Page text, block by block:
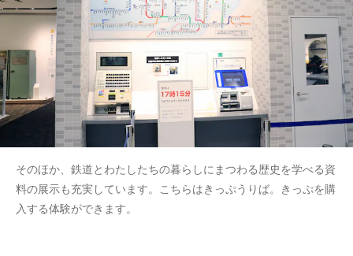
そのほか、鉄道とわたしたちの暮らしにまつわる歴史を学べる資
料の展示も充実しています。こちらはきっぷうりば。きっぷを購
入する体験ができます。